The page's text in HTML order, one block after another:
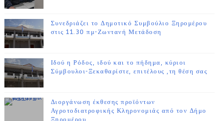
Συνεδριάζει το Δημοτικό Συμβούλιο Ξηρομέρου
στις 11.30 πμ-Ζωντανή Μετάδοση
Ιδού η Ρόδος, ιδού και το πήδημα, κύριοι
Σύμβουλοι-Ξεκαθαρίστε, επιτέλους ,τη θέση σας
Διοργάνωση έκθεσης προϊόντων
Αγροτοδιατροφικής Κληρονομιάς από τον Δήμο